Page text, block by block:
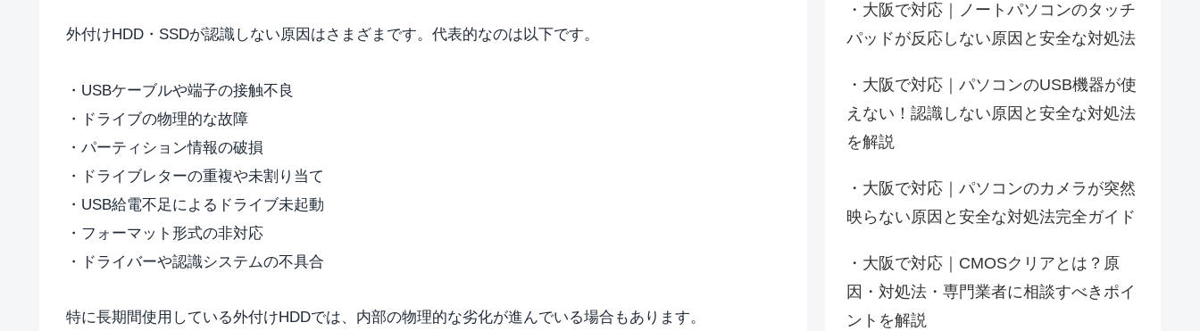
外付けHDD・SSDが認識しない原因はさまざまです。代表的なのは以下です。
・USBケーブルや端子の接触不良
・ドライブの物理的な故障
・パーティション情報の破損
・ドライブレターの重複や未割り当て
・USB給電不足によるドライブ未起動
・フォーマット形式の非対応
・ドライバーや認識システムの不具合
特に長期間使用している外付けHDDでは、内部の物理的な劣化が進んでいる場合もあります。
大阪で対応｜ノートパソコンのタッチ
パッドが反応しない原因と安全な対処法
大阪で対応｜パソコンのUSB機器が使
えない！認識しない原因と安全な対処法
を解説
大阪で対応｜パソコンのカメラが突然
映らない原因と安全な対処法完全ガイド
大阪で対応｜CMOSクリアとは？原
因・対処法・専門業者に相談すべきポイ
ントを解説